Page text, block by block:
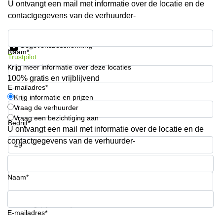
kantoor in
Antwerpen
Antwerpen
Locaux
commerciaux
à louer en
Bruxelles
Kantoor
te huur
in Sint-
Niklaas
U ontvangt een mail met informatie over de locatie en de
contactgegevens van de verhuurder-
Naam*
E-mailadres*
Bedrijf*
Telefoonnummer*
Gegevensbescherming
Trustpilot
Krijg meer informatie over deze locaties
100% gratis en vrijblijvend
Krijg informatie en prijzen
Vraag de verhuurder
Vraag een bezichtiging aan
U ontvangt een mail met informatie over de locatie en de
contactgegevens van de verhuurder-
Naam*
E-mailadres*